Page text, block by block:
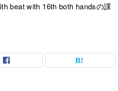
beat with 16th both handsの課